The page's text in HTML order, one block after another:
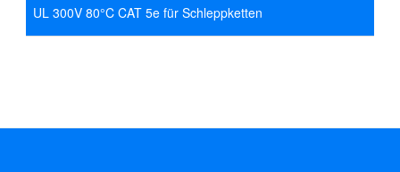
UL 300V 80°C CAT 5e für Schleppketten